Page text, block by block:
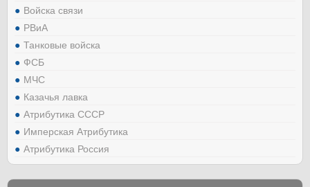
Войска связи
РВиА
Танковые войска
ФСБ
МЧС
Казачья лавка
Атрибутика СССР
Имперская Атрибутика
Атрибутика Россия